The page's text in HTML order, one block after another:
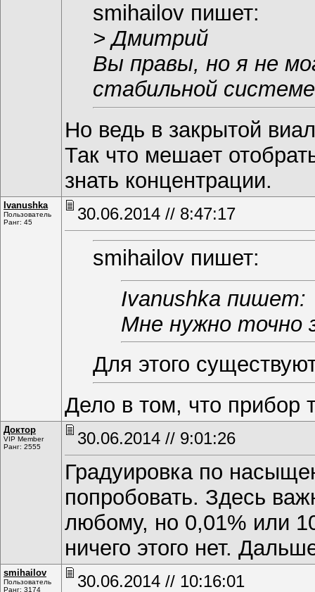
smihаilоv пишет:
> Дмитрий
Вы правы, но я не
стабильной
Но ведь в закрытой
Так что мешает
знать концентрации.
Ivanushka
Пользователь
Ранг: 45
30.06.2014 // 8:47:17
smihаilоv пишет:
Ivanushka пишет:
Мне нужно точно
Для этого
Дело в том, что прибор
Доктор
VIP Member
Ранг: 2555
30.06.2014 // 9:01:26
Градуировка по
попробовать. Здесь
любому, но 0,01% или
ничего этого нет.
smihаilоv
Пользователь
Ранг: 3174
30.06.2014 // 10:16:01